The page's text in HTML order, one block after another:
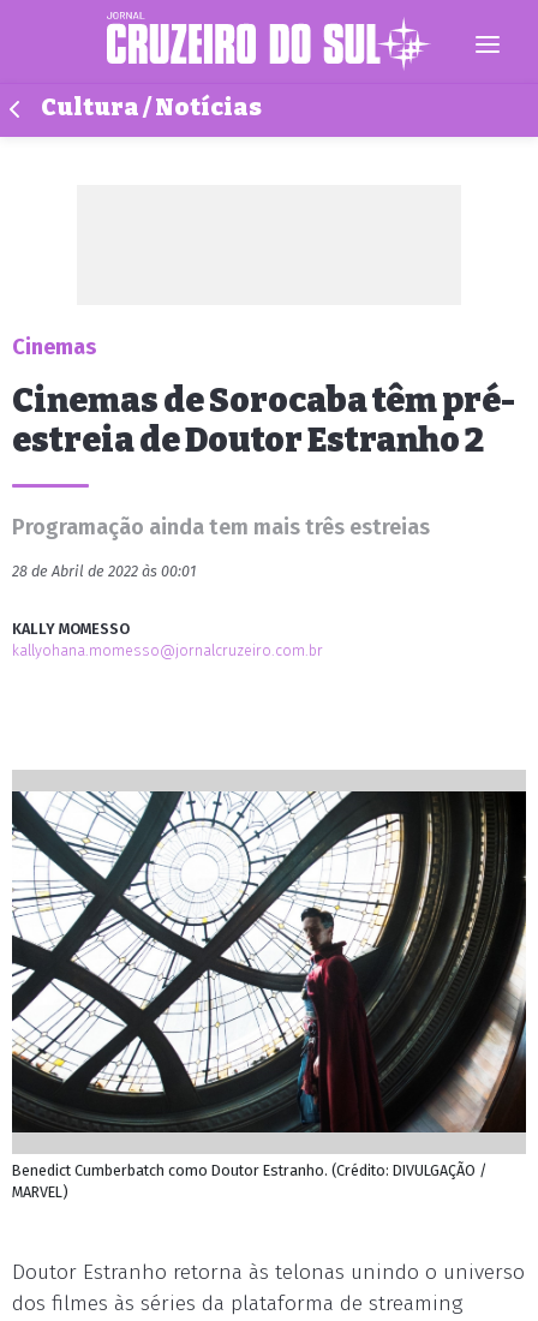
Cultura / Notícias
Cinemas
Cinemas de Sorocaba têm pré-
estreia de Doutor Estranho 2
Programação ainda tem mais três estreias
28 de Abril de 2022 às 00:01
KALLY MOMESSO
kallyohana.momesso@jornalcruzeiro.com.br
Benedict Cumberbatch como Doutor Estranho. (Crédito: DIVULGAÇÃO /
MARVEL)
Doutor Estranho retorna às telonas unindo o universo
dos filmes às séries da plataforma de streaming